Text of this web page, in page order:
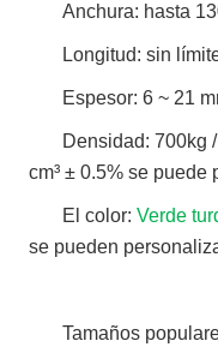
Anchura: hasta
Longitud: sin
Espesor: 6 ~ 21
Densidad: 700kg
cm³ ± 0.5% se puede
El color:Verde
se pueden
Tamaños